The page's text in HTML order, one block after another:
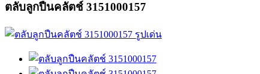
ตลับลูกปืนคลัตช์ 3151000157